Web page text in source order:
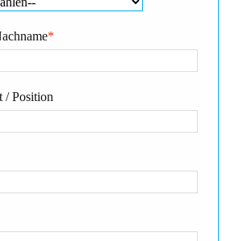
*
/ Position